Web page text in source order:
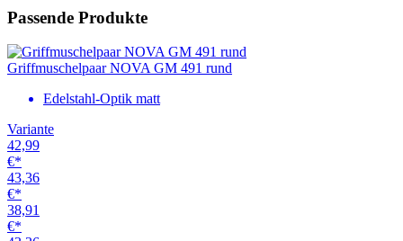
Passende Produkte
Griffmuschelpaar NOVA GM 491 rund
Edelstahl-Optik matt
Variante
42,99
€*
43,36
€*
38,91
€*